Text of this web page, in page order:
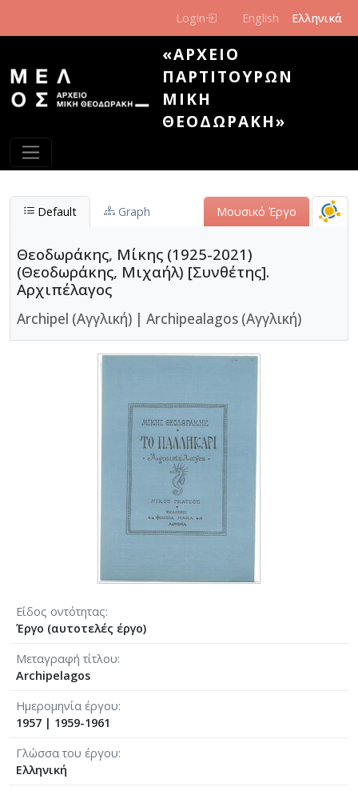
Login English Ελληνικά
«ΑΡΧΕΊΟ
ΠΑΡΤΙΤΟΎΡΩΝ
ΜΊΚΗ
ΘΕΟΔΩΡΆΚΗ»
Default Graph Μουσικό Έργο
Θεοδωράκης, Μίκης (1925-2021)
(Θεοδωράκης, Μιχαήλ) [Συνθέτης].
Αρχιπέλαγος
Archipel (Αγγλική) | Archipealagos (Αγγλική)
Είδος οντότητας
Έργο (αυτοτελές έργο)
Μεταγραφή τίτλου
Archipelagos
Ημερομηνία έργου
1957 | 1959-1961
Γλώσσα του έργου
Ελληνική